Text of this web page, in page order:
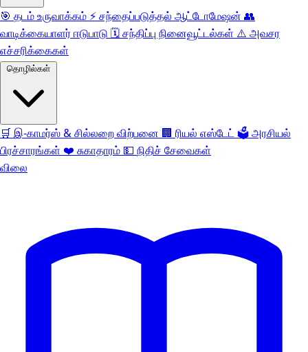
🎯 தடம் உருவாக்கம் ⚡️சந்தைப்படுத்தல் ஆட்டோமேஷன் 👥
வாடிக்கையாளர் ஈடுபாடு 🗓️சந்திப்பு நினைவூட்டல்கள் ⚠️ அவசர
எச்சரிக்கைகள்
தொழில்கள்
🛒 இ-காமர்ஸ் & சில்லறை விற்பனை 🏢 ரியல் எஸ்டேட் 🗳️அரசியல்
பிரச்சாரங்கள் ❤️ சுகாதாரம் 💵 நிதிச் சேவைகள்
விலை